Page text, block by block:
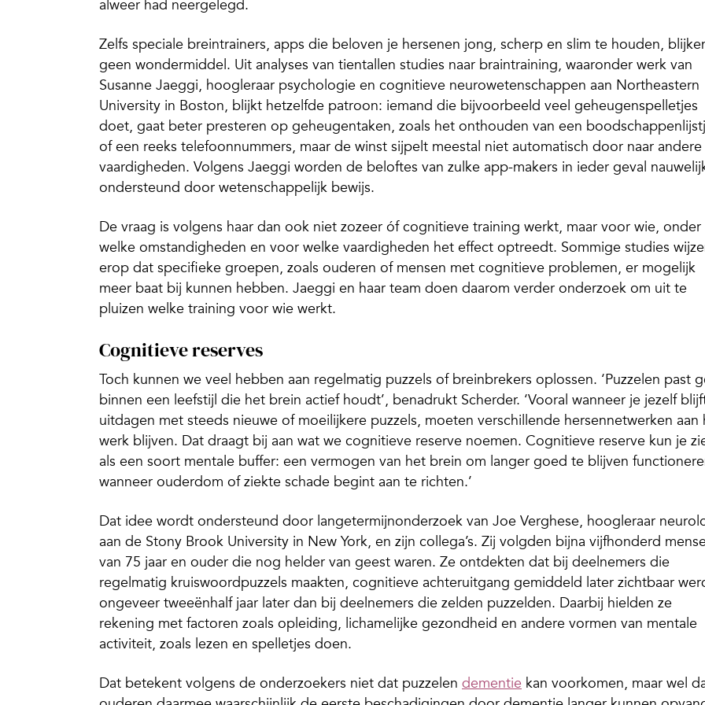
alweer had neergelegd.
Zelfs speciale breintrainers, apps die beloven je hersenen jong, scherp en slim te houden,
geen wondermiddel. Uit analyses van tientallen studies naar braintraining, waaronder werk van
Susanne Jaeggi, hoogleraar psychologie en cognitieve neurowetenschappen aan Northeastern
University in Boston, blijkt hetzelfde patroon: iemand die bijvoorbeeld veel geheugenspelletjes
doet, gaat beter presteren op geheugentaken, zoals het onthouden van een
of een reeks telefoonnummers, maar de winst sijpelt meestal niet automatisch door naar andere
vaardigheden. Volgens Jaeggi worden de beloftes van zulke app-makers in ieder geval
ondersteund door wetenschappelijk bewijs.
De vraag is volgens haar dan ook niet zozeer óf cognitieve training werkt, maar voor wie, onder
welke omstandigheden en voor welke vaardigheden het effect optreedt. Sommige studies
erop dat specifieke groepen, zoals ouderen of mensen met cognitieve problemen, er mogelijk
meer baat bij kunnen hebben. Jaeggi en haar team doen daarom verder onderzoek om uit te
pluizen welke training voor wie werkt.
Cognitieve reserves
Toch kunnen we veel hebben aan regelmatig puzzels of breinbrekers oplossen. ‘Puzzelen past
binnen een leefstijl die het brein actief houdt’, benadrukt Scherder. ‘Vooral wanneer je jezelf
uitdagen met steeds nieuwe of moeilijkere puzzels, moeten verschillende hersennetwerken aan
werk blijven. Dat draagt bij aan wat we cognitieve reserve noemen. Cognitieve reserve kun je
als een soort mentale buffer: een vermogen van het brein om langer goed te blijven
wanneer ouderdom of ziekte schade begint aan te richten.’
Dat idee wordt ondersteund door langetermijnonderzoek van Joe Verghese, hoogleraar
aan de Stony Brook University in New York, en zijn collega’s. Zij volgden bijna vijfhonderd
van 75 jaar en ouder die nog helder van geest waren. Ze ontdekten dat bij deelnemers die
regelmatig kruiswoordpuzzels maakten, cognitieve achteruitgang gemiddeld later zichtbaar
ongeveer tweeënhalf jaar later dan bij deelnemers die zelden puzzelden. Daarbij hielden ze
rekening met factoren zoals opleiding, lichamelijke gezondheid en andere vormen van mentale
activiteit, zoals lezen en spelletjes doen.
Dat betekent volgens de onderzoekers niet dat puzzelen dementie kan voorkomen, maar wel